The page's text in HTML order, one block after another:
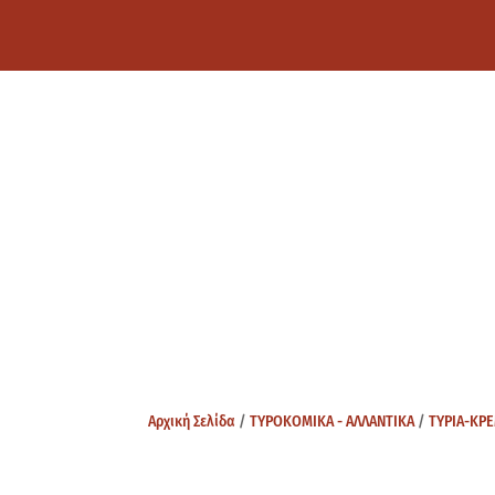
Αρχική Σελίδα /ΤΥΡΟΚΟΜΙΚΑ - ΑΛΛΑΝΤΙΚΑ/ΤΥΡΙΑ-